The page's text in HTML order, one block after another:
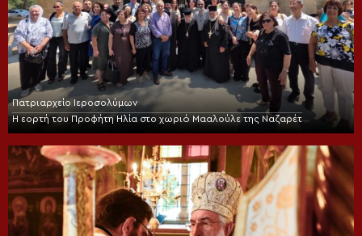
Πατριαρχείο Ιεροσολύμων
Η εορτή του Προφήτη Ηλία στο χωριό Μααλούλε της Ναζαρέτ